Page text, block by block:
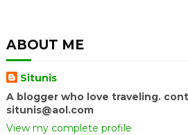
ABOUT ME
Situnis
A blogger who love traveling.
situnis@aol.com
View my complete profile